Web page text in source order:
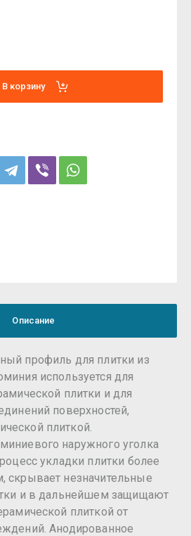
В корзину
Описание
профиль для плитки из
используется для
плитки и для
поверхностей,
плиткой.
наружного уголка
укладки плитки более
незначительные
и в дальнейшем защищают
плиткой от
Анодированное